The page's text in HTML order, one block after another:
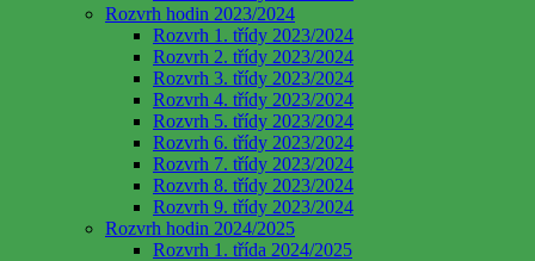
Rozvrh hodin 2023/2024
Rozvrh 1. třídy 2023/2024
Rozvrh 2. třídy 2023/2024
Rozvrh 3. třídy 2023/2024
Rozvrh 4. třídy 2023/2024
Rozvrh 5. třídy 2023/2024
Rozvrh 6. třídy 2023/2024
Rozvrh 7. třídy 2023/2024
Rozvrh 8. třídy 2023/2024
Rozvrh 9. třídy 2023/2024
Rozvrh hodin 2024/2025
Rozvrh 1. třída 2024/2025